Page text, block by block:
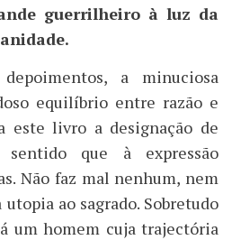
guerrilheiro à luz da
a minuciosa
equilíbrio entre razão e
este livro a designação de
sentido que à expressão
Não faz mal nenhum, nem
ao sagrado. Sobretudo
um homem cuja trajectória